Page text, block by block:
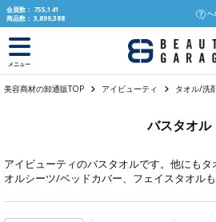
text.skipToContent
text.skipToNavigation
会員数： 755,141
商品数： 3,899,388
ヘ
メニュー
美容商材の卸通販TOP アイビューティ タオル/洗
バスタオル
アイビューティのバスタオルです。他にもタ
オルシーツ/ベッドカバー、 フェイスタオル